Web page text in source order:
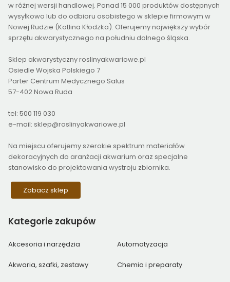
w różnej wersji handlowej. Ponad 15 000 produktów dostępnych
wysyłkowo lub do odbioru osobistego w sklepie firmowym w
Nowej Rudzie (Kotlina Kłodzka). Oferujemy największy wybór
sprzętu akwarystycznego na południu dolnego śląska.
Sklep akwarystyczny roslinyakwariowe.pl
Osiedle Wojska Polskiego 7
Parter Centrum Medycznego Salus
57-402 Nowa Ruda
tel: 500 119 030
e-mail: sklep@roslinyakwariowe.pl
Na miejscu oferujemy szerokie spektrum materiałów
dekoracyjnych do aranżacji akwarium oraz specjalne
stanowisko do projektowania wystroju zbiornika.
Zobacz sklep
Kategorie zakupów
Akcesoria i narzędzia Automatyzacja
Akwaria, szafki, zestawy Chemia i preparaty